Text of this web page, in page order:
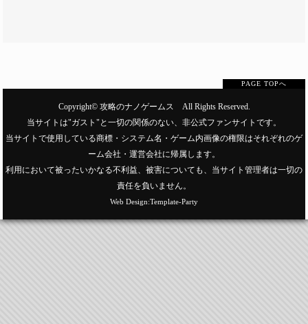
PAGE TOPへ
Copyright© 攻略のナノゲームス
All Rights Reserved.
当サイトは"ガスト"と一切の関係のない、非公式ファンサイトです。
当サイトで使用している商標・システム名・ゲーム内画像の権限はそれぞれのゲ
ーム会社・運営会社に帰属します。
利用において被ったいかなる不利益、被害についても、当サイト管理者は一切の
責任を負いません。
Web Design:Template-Party